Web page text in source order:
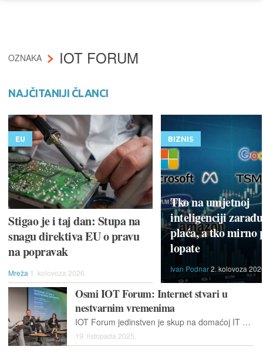
OZNAKA IOT FORUM
NAJČITANIJI ČLANCI
EU
Stigao je i taj dan: Stupa na
snagu direktiva EU o pravu
na popravak
Mreža 1. kolovoza 2026.
BIZNIS
Tko na umjetnoj
inteligenciji
plaća, a tko mirno
lopate
Ivan Podnar2. kolovoza
Osmi IOT Forum: Internet stvari u
nestvarnim vremenima
IOT Forum jedinstven je skup na domaćoj IT sceni, psovećen Internetu stvari u svim pojavnim oblicima....
19. listopada 2025.